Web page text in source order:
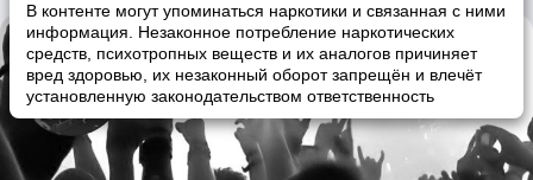
В контенте могут упоминаться наркотики и связанная с ними
информация. Незаконное потребление наркотических
средств, психотропных веществ и их аналогов причиняет
вред здоровью, их незаконный оборот запрещён и влечёт
установленную законодательством ответственность
Nine Stones Close
progressive rock, rock